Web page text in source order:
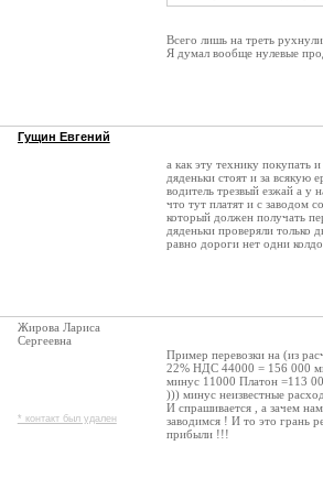
Всего лишь на треть
Я думал вообще нулевые
Гущин Евгений
а как эту технику покупать
дяденьки стоят и за
водитель трезвый езжай а
что тут платят и с заводом
который должен получать
дяденьки проверяли только
равно дороги нет одни
Жирова Лариса
Сергеевна
* контакт был удален
Пример перевозки на (из
22% НДС 44000 = 156 000
минус 11000 Платон =113
))) минус неизвестные
И спрашивается , а зачем
заводимся ! И то это грань
прибыли !!!